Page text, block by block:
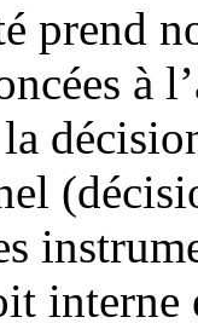
prend
à
interne